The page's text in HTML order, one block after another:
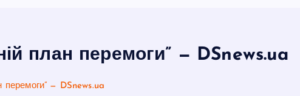
план перемоги” — DSnews.ua
перемоги” — DSnews.ua